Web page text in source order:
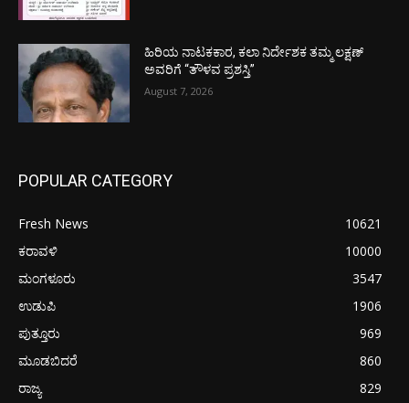
ಹಿರಿಯ ನಾಟಕಕಾರ, ಕಲಾ ನಿರ್ದೇಶಕ ತಮ್ಮ ಲಕ್ಷಣ್
ಅವರಿಗೆ “ತೌಳವ ಪ್ರಶಸ್ತಿ”
August 7, 2026
POPULAR CATEGORY
Fresh News
10621
ಕರಾವಳಿ
10000
ಮಂಗಳೂರು
3547
ಉಡುಪಿ
1906
ಪುತ್ತೂರು
969
ಮೂಡಬಿದರೆ
860
ರಾಜ್ಯ
829